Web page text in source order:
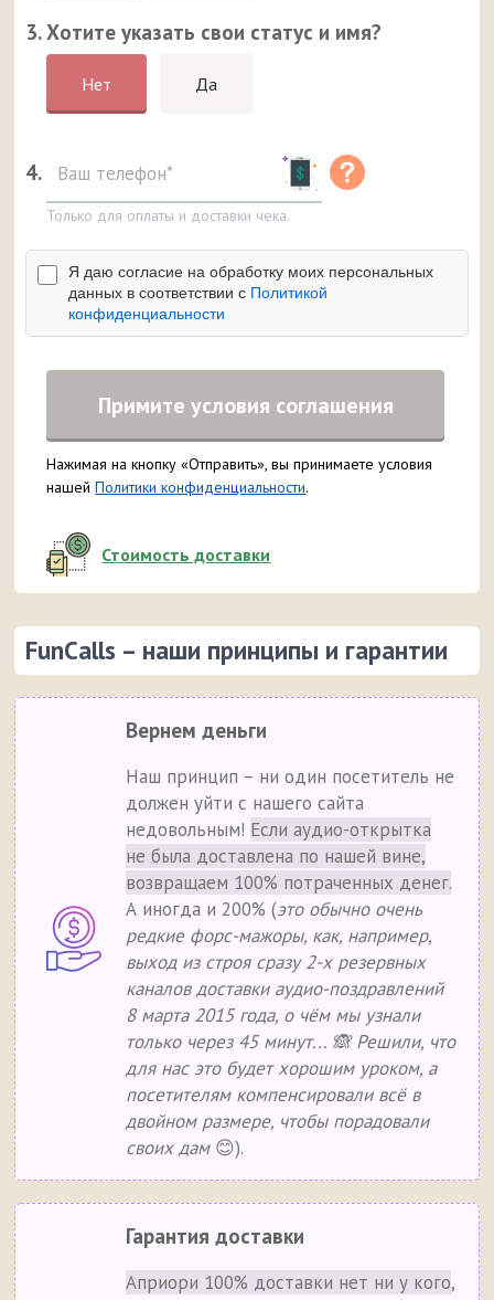
3. Хотите указать свои статус и имя?
Нет Да
4.
Только для оплаты и доставки чека.
Я даю согласие на обработку моих персональных
данных в соответствии с Политикой
конфиденциальности
Примите условия соглашения
Нажимая на кнопку «Отправить», вы принимаете условия
нашейПолитики конфиденциальности.
Стоимость доставки
FunCalls – наши принципы и гарантии
Вернем деньги
Наш принцип – ни один посетитель не
должен уйти с нашего сайта
недовольным! Если аудио-открытка
не была доставлена по нашей вине,
возвращаем 100% потраченных денег.
А иногда и 200% (это обычно очень
редкие форс-мажоры, как, например,
выход из строя сразу 2-х резервных
каналов доставки аудио-поздравлений
8 марта 2015 года, о чём мы узнали
только через 45 минут... 🙈 Решили, что
для нас это будет хорошим уроком, а
посетителям компенсировали всё в
двойном размере, чтобы порадовали
своих дам😊).
Гарантия доставки
Априори 100% доставки нет ни у кого,